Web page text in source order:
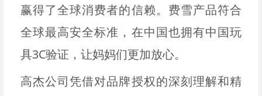
赢得了全球消费者的信赖。费雪产品符合
全球最高安全标准，在中国也拥有中国玩
具3C验证，让妈妈们更加放心。
高杰公司凭借对品牌授权的深刻理解和精